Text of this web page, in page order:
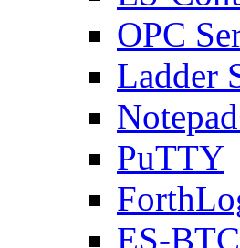
OPC
Ladder
PuTTY
ES-